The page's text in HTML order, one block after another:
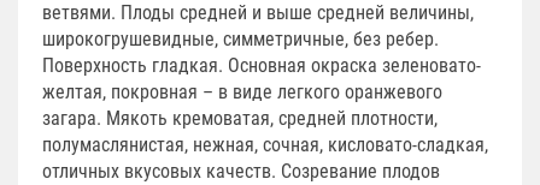
ветвями. Плоды средней и выше средней величины,
широкогрушевидные, симметричные, без ребер.
Поверхность гладкая. Основная окраска зеленовато-
желтая, покровная – в виде легкого оранжевого
загара. Мякоть кремоватая, средней плотности,
полумаслянистая, нежная, сочная, кисловато-сладкая,
отличных вкусовых качеств. Созревание плодов